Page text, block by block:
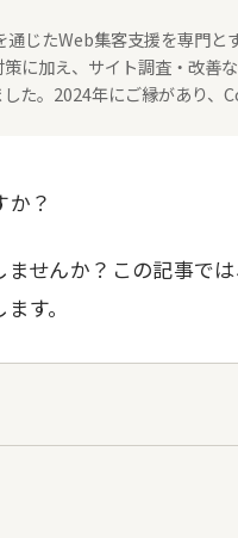
じたWeb集客支援を専門
に加え、サイト調査・改善
た。2024年にご縁があり、
？
せんか？この記事で
す。